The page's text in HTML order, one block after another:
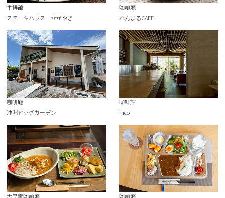
牛排館
ステーキハウス かがやき
咖啡廳
れんまるCAFE
咖啡廳
沖洲ドッグガーデン
咖啡館
nico
古民家咖啡廳
咖啡廳